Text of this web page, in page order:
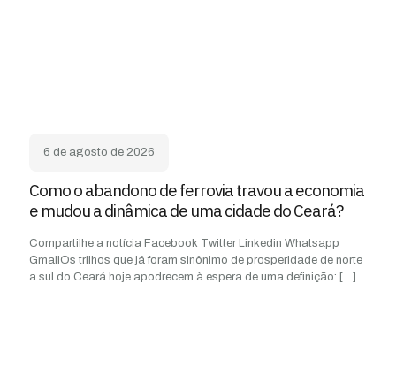
6 de agosto de 2026
Como o abandono de ferrovia travou a economia
e mudou a dinâmica de uma cidade do Ceará?
Compartilhe a notícia Facebook Twitter Linkedin Whatsapp
GmailOs trilhos que já foram sinônimo de prosperidade de norte
a sul do Ceará hoje apodrecem à espera de uma definição: […]